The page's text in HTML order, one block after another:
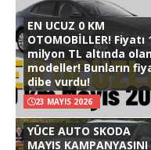
EN UCUZ 0 KM
OTOMOBİLLER! Fiyatı
milyon TL altında
modeller! Bunların
dibe vurdu!
23 MAYIS 2026
YÜCE AUTO SKODA
MAYIS KAMPANYASINI